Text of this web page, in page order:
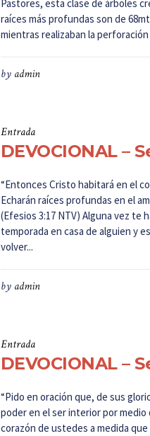
Pastores, esta clase de árboles
raíces más profundas son de
mientras realizaban la
by admin
Entrada
DEVOCIONAL –
“Entonces Cristo habitará en el
Echarán raíces profundas en el
(Efesios 3:17 NTV) Alguna vez te
temporada en casa de alguien y
volver...
by admin
Entrada
DEVOCIONAL –
“Pido en oración que, de sus
poder en el ser interior por
corazón de ustedes a medida